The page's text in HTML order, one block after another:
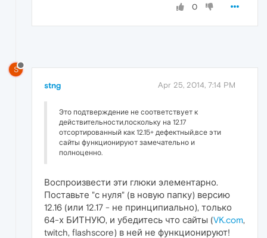
0
S
stng Apr 25, 2014, 7:14 PM
Это подтверждение не соответствует к
действительности,поскольку на 12.17
отсортированный как 12.15+ дефектный,все эти
сайты функционируют замечательно и
полноценно.
Воспроизвести эти глюки элементарно.
Поставьте "с нуля" (в новую папку) версию
12.16 (или 12.17 - не принципиально), только
64-х БИТНУЮ, и убедитесь что сайты (VK.com,
twitch, flashscore) в ней не функционируют!